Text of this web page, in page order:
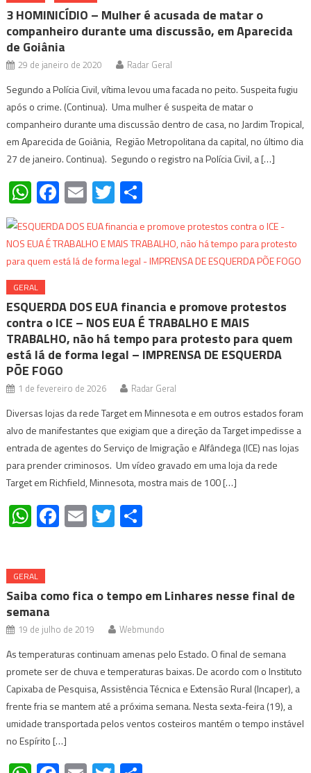
3 HOMINICÍDIO – Mulher é acusada de matar o
companheiro durante uma discussão, em Aparecida
de Goiânia
29 de janeiro de 2020 Radar Geral
Segundo a Polícia Civil, vítima levou uma facada no peito. Suspeita fugiu
após o crime. (Continua). Uma mulher é suspeita de matar o
companheiro durante uma discussão dentro de casa, no Jardim Tropical,
em Aparecida de Goiânia, Região Metropolitana da capital, no último dia
27 de janeiro. Continua). Segundo o registro na Polícia Civil, a […]
WhatsApp
Facebook
EmailTwitter
GERAL
ESQUERDA DOS EUA financia e promove protestos
contra o ICE – NOS EUA É TRABALHO E MAIS
TRABALHO, não há tempo para protesto para quem
está lá de forma legal – IMPRENSA DE ESQUERDA
PÕE FOGO
1 de fevereiro de 2026 Radar Geral
Diversas lojas da rede Target em Minnesota e em outros estados foram
alvo de manifestantes que exigiam que a direção da Target impedisse a
entrada de agentes do Serviço de Imigração e Alfândega (ICE) nas lojas
para prender criminosos. Um vídeo gravado em uma loja da rede
Target em Richfield, Minnesota, mostra mais de 100 […]
WhatsApp
Facebook
EmailTwitter
GERAL
Saiba como fica o tempo em Linhares nesse final de
semana
19 de julho de 2019 Webmundo
As temperaturas continuam amenas pelo Estado. O final de semana
promete ser de chuva e temperaturas baixas. De acordo com o Instituto
Capixaba de Pesquisa, Assistência Técnica e Extensão Rural (Incaper), a
frente fria se mantem até a próxima semana. Nesta sexta-feira (19), a
umidade transportada pelos ventos costeiros mantém o tempo instável
no Espírito […]